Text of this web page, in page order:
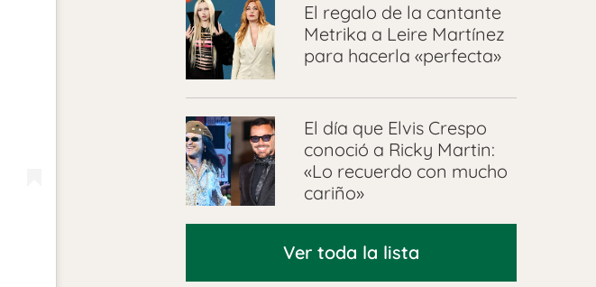
El regalo de la cantante
Metrika a Leire Martínez
para hacerla «perfecta»
El día que Elvis Crespo
conoció a Ricky Martin:
«Lo recuerdo con mucho
cariño»
Ver toda la lista